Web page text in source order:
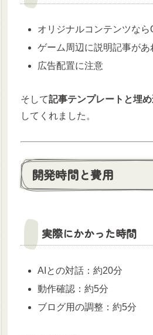
オリジナルコンテンツなら
ゲーム周辺に説明記事があ
広告配置に注意
そして記事テンプレートと埋
してくれました。
開発時間と費用
実際にかかった時間
AIとの対話：約20分
動作確認：約5分
ブログ用の調整：約5分